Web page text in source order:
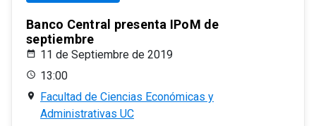
Banco Central presenta IPoM de
septiembre
11 de Septiembre de 2019
13:00
Facultad de Ciencias Económicas y
Administrativas UC